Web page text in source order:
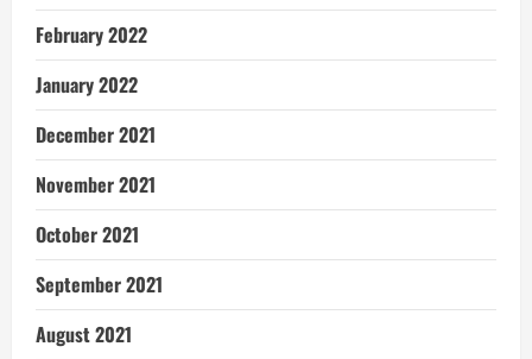
February 2022
January 2022
December 2021
November 2021
October 2021
September 2021
August 2021